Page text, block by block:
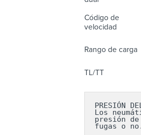
Código de
velocidad
Rango de carga
TL/TT
PRESIÓN
Los
presión
fugas o